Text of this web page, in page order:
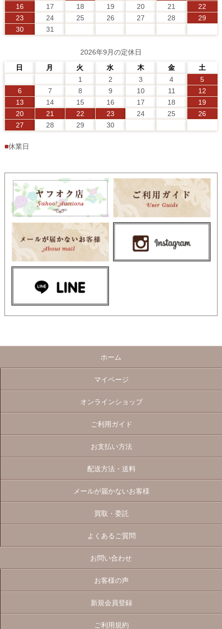
16
17 18 19 20 21
22
23
24 25 26 27 28
29
30
31
2026年9月の定休日
日
月 火 水 木 金
土
1
2 3 4
5
6
7 8 9 10 11
12
13
14 15 16 17 18
19
20
21 22 23 24 25
26
27
28 29 30
■休業日
ホーム
マイページ
オンラインショップ
ご利用ガイド
お支払い方法
配送方法・送料
メールが届かないお客様
買取・委託
よくあるご質問
お問い合わせ
お客様の声
新規会員登録
ご利用規約